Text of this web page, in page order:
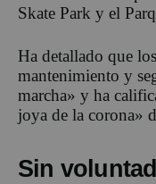
Skate Park y el
Ha detallado que
mantenimiento y
marcha» y ha
joya de la corona»
Sin